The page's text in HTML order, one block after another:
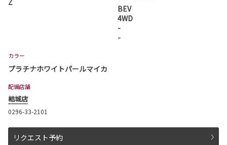
プリウス 一部改良
プリウスが一部改良となりました。
詳しくはこちら
2026-06-18
BEV
4WD
-
-
カラー
プラチナホワイトパールマイカ
配備店舗
結城店
0296-33-2101
リクエスト予約